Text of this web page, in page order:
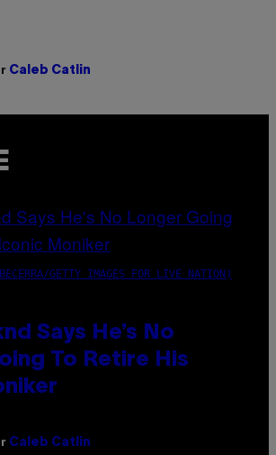
Caleb Catlin
GETTY IMAGES FOR LIVE NATION)
Says He’s No
To Retire His
Caleb Catlin